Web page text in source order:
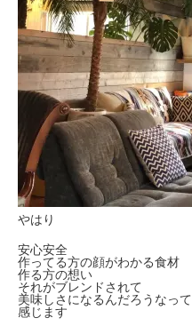
やはり
安心安全
作ってる方の顔がわかる食材
作る方の想い
それがブレンドされて
美味しさになるんだろうなって
感じます